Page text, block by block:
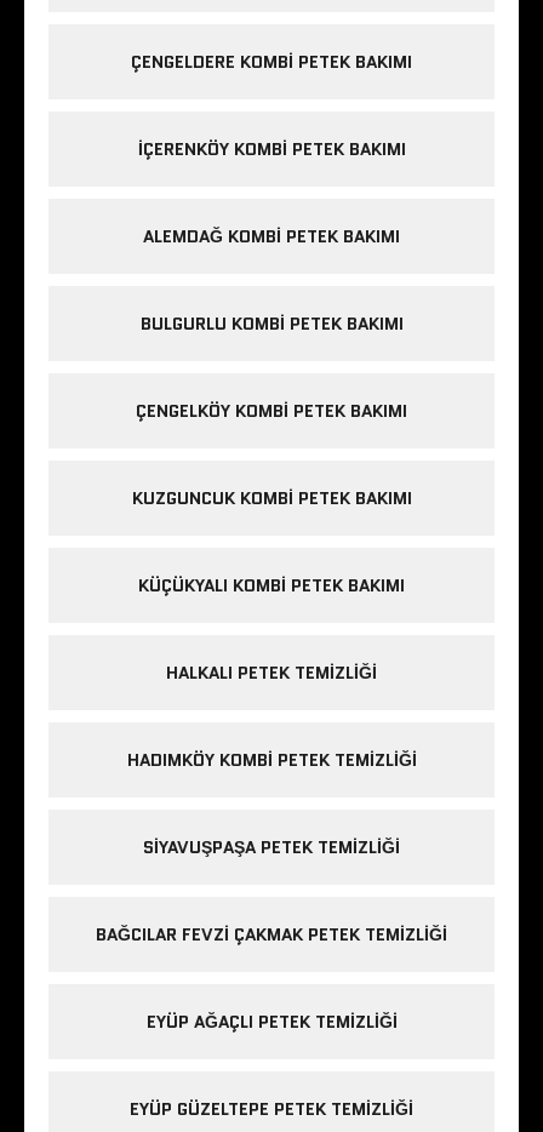
ÇENGELDERE KOMBI PETEK BAKIMI
IÇERENKÖY KOMBI PETEK BAKIMI
ALEMDAĞ KOMBI PETEK BAKIMI
BULGURLU KOMBI PETEK BAKIMI
ÇENGELKÖY KOMBI PETEK BAKIMI
KUZGUNCUK KOMBI PETEK BAKIMI
KÜÇÜKYALI KOMBI PETEK BAKIMI
HALKALI PETEK TEMIZLIĞI
HADIMKÖY KOMBI PETEK TEMIZLIĞI
SIYAVUŞPAŞA PETEK TEMIZLIĞI
BAĞCILAR FEVZI ÇAKMAK PETEK TEMIZLIĞI
EYÜP AĞAÇLI PETEK TEMIZLIĞI
EYÜP GÜZELTEPE PETEK TEMIZLIĞI